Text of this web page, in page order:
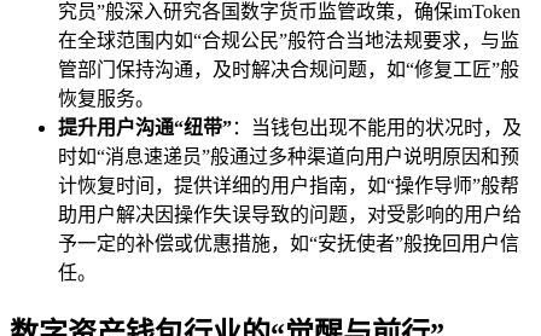
究员”般深入研究各国数字货币监管政策，确保imToken
在全球范围内如“合规公民”般符合当地法规要求，与监
管部门保持沟通，及时解决合规问题，如“修复工匠”般
恢复服务。
提升用户沟通“纽带”：当钱包出现不能用的状况时，及
时如“消息速递员”般通过多种渠道向用户说明原因和预
计恢复时间，提供详细的用户指南，如“操作导师”般帮
助用户解决因操作失误导致的问题，对受影响的用户给
予一定的补偿或优惠措施，如“安抚使者”般挽回用户信
任。